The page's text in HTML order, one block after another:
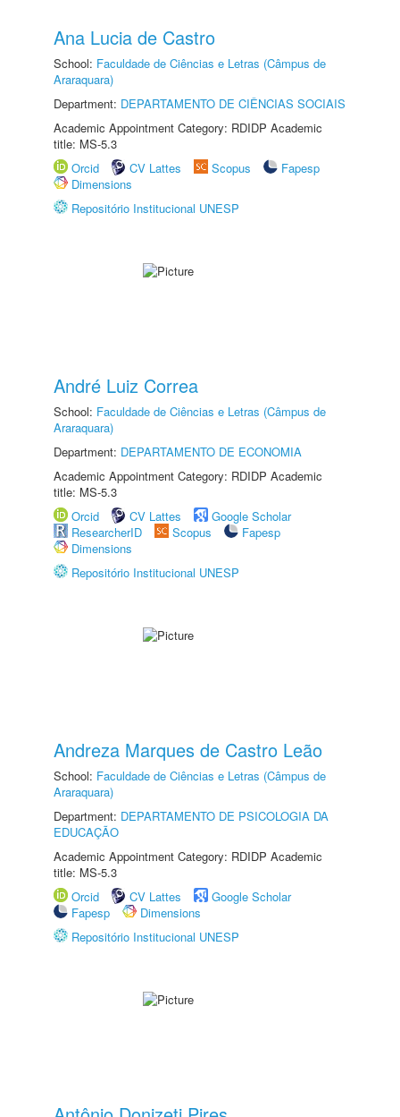
Ana Lucia de Castro
School: Faculdade de Ciências e Letras (Câmpus de
Araraquara)
Department: DEPARTAMENTO DE CIÊNCIAS SOCIAIS
Academic Appointment Category: RDIDP Academic
title: MS-5.3
Orcid
CV Lattes Scopus
Fapesp
Dimensions
Repositório Institucional UNESP
André Luiz Correa
School: Faculdade de Ciências e Letras (Câmpus de
Araraquara)
Department: DEPARTAMENTO DE ECONOMIA
Academic Appointment Category: RDIDP Academic
title: MS-5.3
Orcid
CV Lattes
Google Scholar
ResearcherID
Scopus
Fapesp
Dimensions
Repositório Institucional UNESP
Andreza Marques de Castro Leão
School: Faculdade de Ciências e Letras (Câmpus de
Araraquara)
Department: DEPARTAMENTO DE PSICOLOGIA DA
EDUCAÇÃO
Academic Appointment Category: RDIDP Academic
title: MS-5.3
Orcid
CV Lattes
Google Scholar
Fapesp
Dimensions
Repositório Institucional UNESP